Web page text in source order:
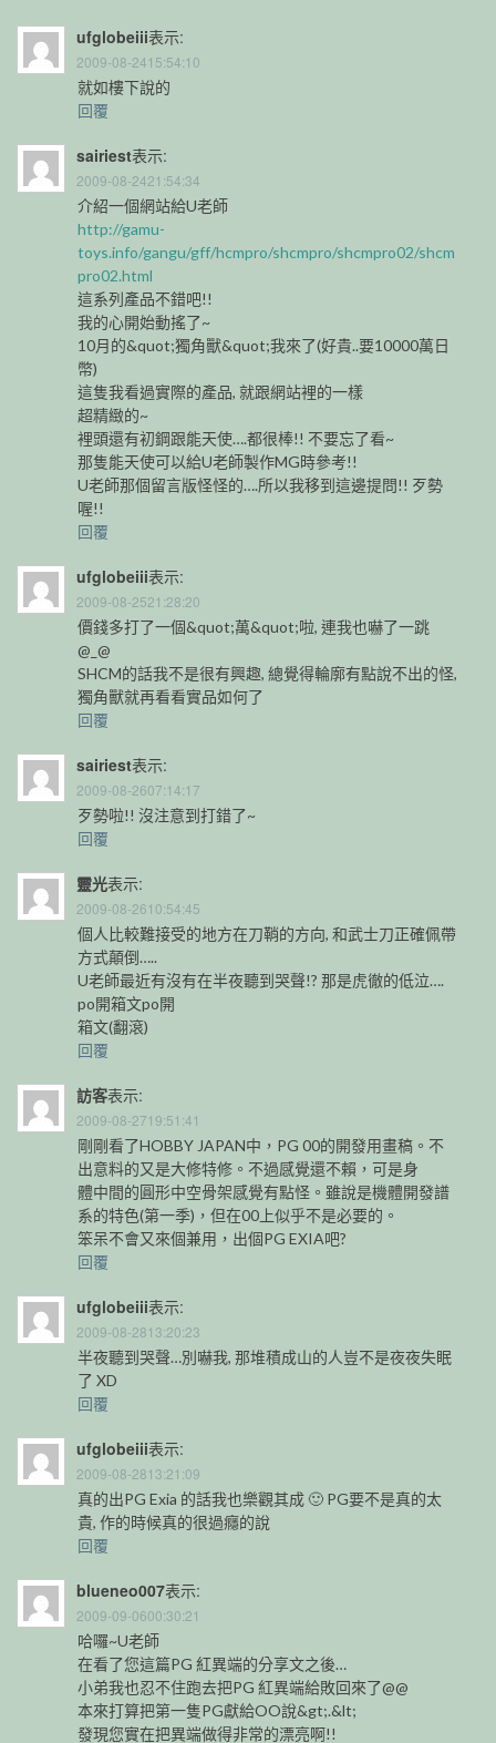
ufglobeiii表示:
2009-08-2415:54:10
就如樓下說的
回覆
sairiest表示:
2009-08-2421:54:34
介紹一個網站給U老師
http://gamu-
toys.info/gangu/gff/hcmpro/shcmpro/shcmpro02/shcm
pro02.html
這系列產品不錯吧!!
我的心開始動搖了~
10月的&quot;獨角獸&quot;我來了(好貴..要10000萬日
幣)
這隻我看過實際的產品, 就跟網站裡的一樣
超精緻的~
裡頭還有初鋼跟能天使….都很棒!! 不要忘了看~
那隻能天使可以給U老師製作MG時參考!!
U老師那個留言版怪怪的….所以我移到這邊提問!! 歹勢
喔!!
回覆
ufglobeiii表示:
2009-08-2521:28:20
價錢多打了一個&quot;萬&quot;啦, 連我也嚇了一跳
@_@
SHCM的話我不是很有興趣, 總覺得輪廓有點說不出的怪,
獨角獸就再看看實品如何了
回覆
sairiest表示:
2009-08-2607:14:17
歹勢啦!! 沒注意到打錯了~
回覆
靈光表示:
2009-08-2610:54:45
個人比較難接受的地方在刀鞘的方向, 和武士刀正確佩帶
方式顛倒…..
U老師最近有沒有在半夜聽到哭聲!? 那是虎徹的低泣….
po開箱文po開
箱文(翻滾)
回覆
訪客表示:
2009-08-2719:51:41
剛剛看了HOBBY JAPAN中，PG 00的開發用畫稿。不
出意料的又是大修特修。不過感覺還不賴，可是身
體中間的圓形中空骨架感覺有點怪。雖說是機體開發譜
系的特色(第一季)，但在00上似乎不是必要的。
笨呆不會又來個兼用，出個PG EXIA吧?
回覆
ufglobeiii表示:
2009-08-2813:20:23
半夜聽到哭聲…別嚇我, 那堆積成山的人豈不是夜夜失眠
了 XD
回覆
ufglobeiii表示:
2009-08-2813:21:09
真的出PG Exia 的話我也樂觀其成 🙂 PG要不是真的太
貴, 作的時候真的很過癮的說
回覆
blueneo007表示:
2009-09-0600:30:21
哈囉~U老師
在看了您這篇PG 紅異端的分享文之後…
小弟我也忍不住跑去把PG 紅異端給敗回來了@@
本來打算把第一隻PG獻給OO說&gt;.&lt;
發現您實在把異端做得非常的漂亮啊!!